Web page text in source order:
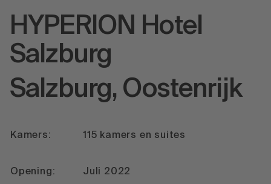
HYPERION Hotel
Salzburg
Salzburg, Oostenrijk
Kamers: 115 kamers en suites
Opening: Juli 2022